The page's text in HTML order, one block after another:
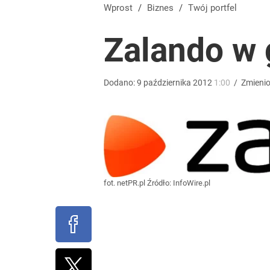
Na taki komunikat kierowcy czekali od dawna.
Tajemnica paragonów grozy. Tak restauratorzy
Tego sondażu premier nie może zlekceważyć.
Wprost / Biznes / Twój portfel
Zalando
Dodano:9 października 2012 1:00 /
fot. netPR.pl Źródło: InfoWire.pl